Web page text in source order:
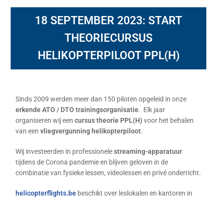
18 SEPTEMBER 2023: START
THEORIECURSUS
HELIKOPTERPILOOT PPL(H)
Sinds 2009 werden meer dan 150 piloten opgeleid in onze
erkende ATO / DTO trainingsorganisatie. Elk jaar
organiseren wij eencursus theorie PPL(H) voor het behalen
van eenvliegvergunning helikopterpiloot.
Wij investeerden in professionelestreaming-apparatuur
tijdens de Corona pandemie en blijven geloven in de
combinatie van fysieke lessen, videolessen en privé onderricht.
helicopterflights.be beschikt over leslokalen en kantoren in